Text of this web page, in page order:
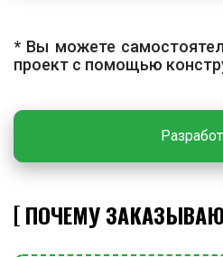
большей прочности
цементно-песчаного слоя.
По завершении работ
* Вы можете
проект с помощью
ПОЧЕМУ